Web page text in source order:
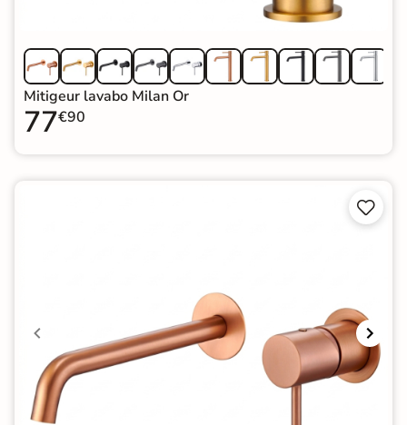
Mitigeur lavabo Milan Or
77€90

